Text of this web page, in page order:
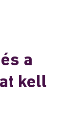
a
kell